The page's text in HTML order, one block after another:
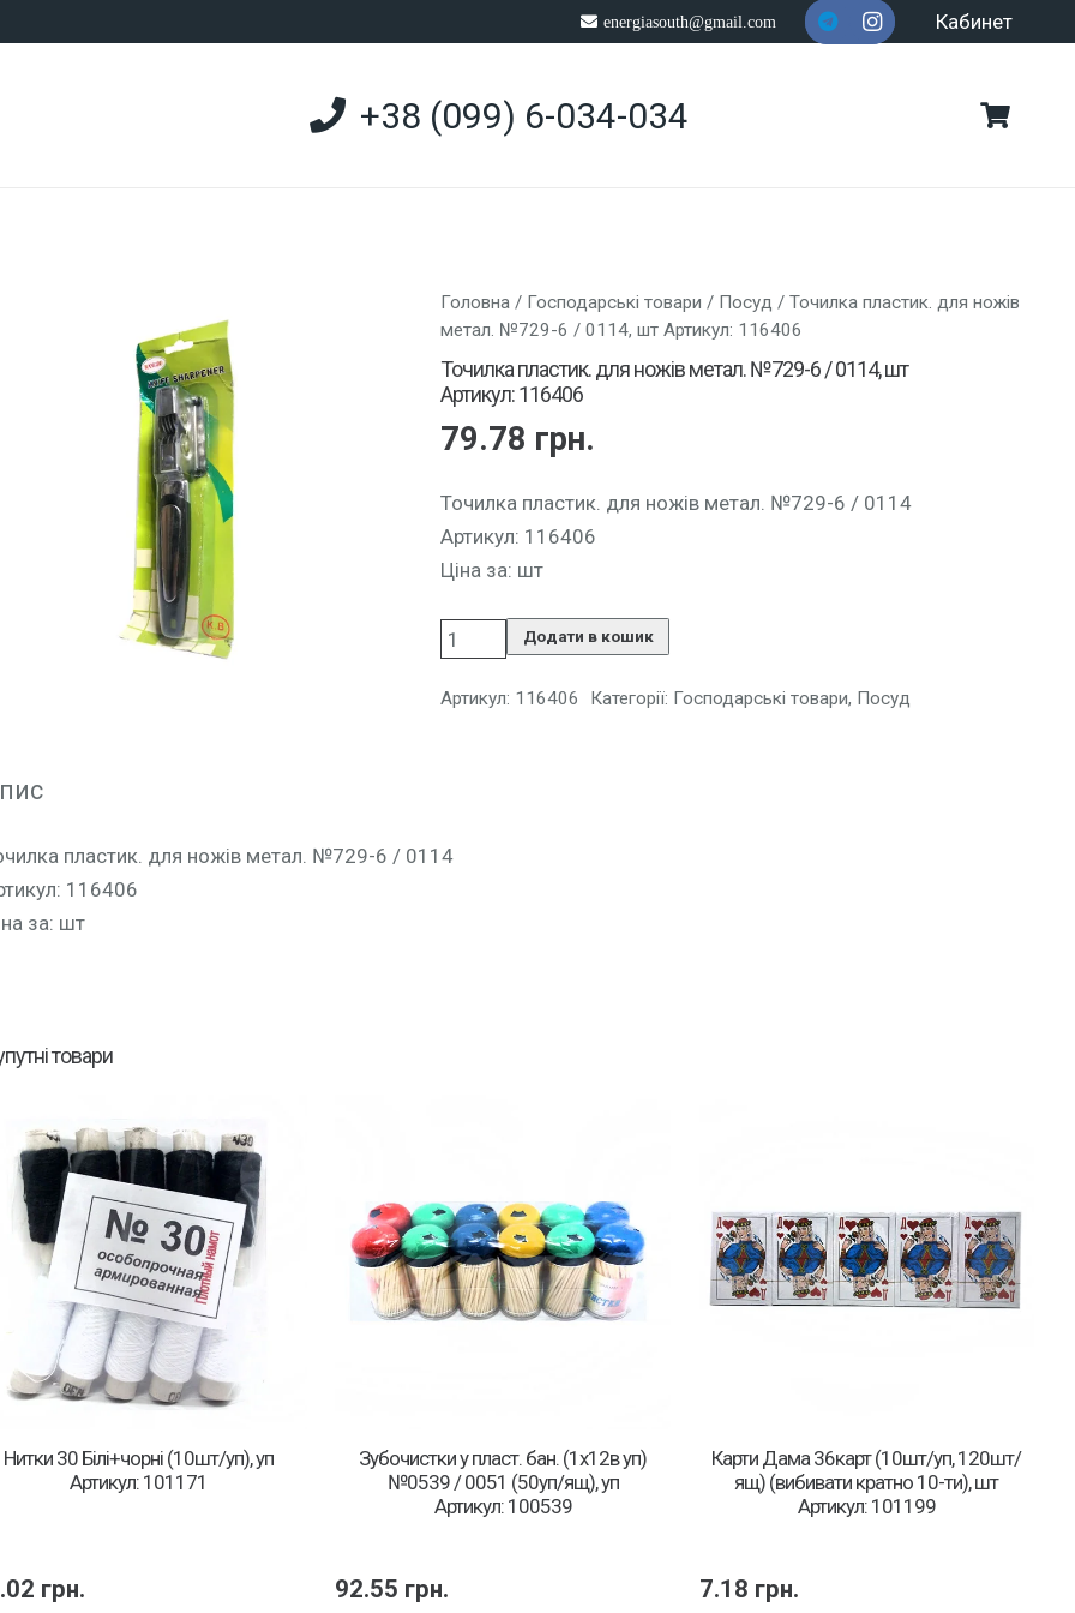
energiasouth@gmail.com Кабинет
+38 (099) 6-034-034
Головна / Господарські товари / Посуд / Точилка пластик. для ножів
метал. №729-6 / 0114, шт Артикул: 116406
Точилка пластик. для ножів метал. №729-6 / 0114, шт
Артикул: 116406
79.78 грн.
Точилка пластик. для ножів метал. №729-6 / 0114
Артикул: 116406
Ціна за: шт
Додати в кошик
Артикул: 116406 Категорії: Господарські товари, Посуд
пластик. для ножів метал. №729-6 / 0114
116406
за: шт
товари
Нитки 30 Білі+чорні (10шт/уп), уп
Артикул: 101171
грн.
Зубочистки у пласт. бан. (1х12в уп)
№0539 / 0051 (50уп/ящ), уп
Артикул: 100539
92.55 грн.
Карти Дама 36карт (10шт/уп, 120шт/
ящ) (вибивати кратно 10-ти), шт
Артикул: 101199
7.18 грн.